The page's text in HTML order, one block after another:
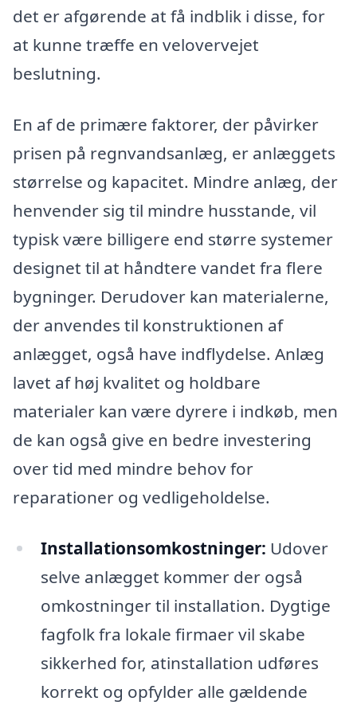
det er afgørende at få indblik i disse, for
at kunne træffe en velovervejet
beslutning.
En af de primære faktorer, der påvirker
prisen på regnvandsanlæg, er anlæggets
størrelse og kapacitet. Mindre anlæg, der
henvender sig til mindre husstande, vil
typisk være billigere end større systemer
designet til at håndtere vandet fra flere
bygninger. Derudover kan materialerne,
der anvendes til konstruktionen af
anlægget, også have indflydelse. Anlæg
lavet af høj kvalitet og holdbare
materialer kan være dyrere i indkøb, men
de kan også give en bedre investering
over tid med mindre behov for
reparationer og vedligeholdelse.
Installationsomkostninger: Udover
selve anlægget kommer der også
omkostninger til installation. Dygtige
fagfolk fra lokale firmaer vil skabe
sikkerhed for, atinstallation udføres
korrekt og opfylder alle gældende